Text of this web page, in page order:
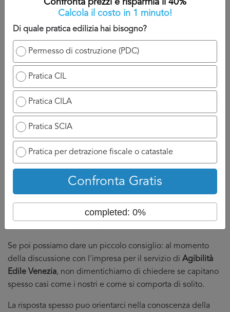
preventivi dettagliati cosi da confrontere le varie
offerte.
Quest’ultimo punto presenta un doppio vantaggio, da un
lato ci permette di sentire il parere di diversi professionisti,
cosa che non fa mai male, e dall’altro lato permette di
essere sicuri di pagare il giusto prezzo per il servizio.
Non dimentichiamo che il costo
puo variare da un esperto ad un altro.
Tuttavia, il fatto di aver fatto un confronto, aver discusso
con diversi professionisti e avere in mano diversi preventivi
Agibilità Edile Veneziaci puo rassicurare nella nostra
anche questione di feeling o conoscenza del
Se poi possiamo dare un piccolo consiglio: al momento
della discussione con l'impresa per il servizio di Agibilità
Edile Venezia, non dimentichiamo di chiedere se capitano
spesso casi come i nostri e come si comporta di solito.
La risposta spesso puo orientarci nella conoscenza della
Confronta prezzi e risparmia il 40%
Calcola il costo in 1 minuto!
Di quale pratica edilizia hai bisogno?
Permesso di costruzione (PDC)
Pratica CIL
Pratica CILA
Pratica SCIA
Pratica per detrazione fiscale o catastale
Confronta Gratis
completed: 0%